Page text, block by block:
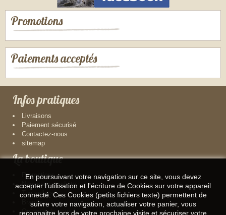
En poursuivant votre navigation sur ce site, vous devez
accepter l’utilisation et l'écriture de Cookies sur votre appareil
connecté. Ces Cookies (petits fichiers texte) permettent de
suivre votre navigation, actualiser votre panier, vous
reconnaitre lors de votre prochaine visite et sécuriser votre
Promotions
Paiements acceptés
Infos pratiques
Livraisons
Paiement sécurisé
Contactez-nous
sitemap
La boutique
Promotions
Nouveaux produits
Top sellers
Brands
On parle de nous !